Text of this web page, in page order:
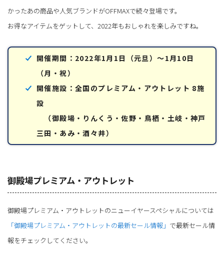
かったあの商品や人気ブランドがOFFMAXで続々登場です。
お得なアイテムをゲットして、2022年もおしゃれを楽しみですね。
開催期間：2022年1月1日（元旦）～1月10日
（月・祝）
開催施設：全国のプレミアム・アウトレット 8施
設
（御殿場・りんくう・佐野・鳥栖・土岐・神戸
三田・あみ・酒々井）
御殿場プレミアム・アウトレット
御殿場プレミアム・アウトレットのニューイヤースペシャルについては
「御殿場プレミアム・アウトレットの最新セール情報」 で最新セール情
報をチェックしてください。